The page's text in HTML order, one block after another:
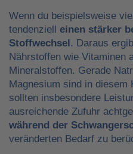
Wenn du beispielsweise
tendenziell einen stärker
Stoffwechsel. Daraus
Nährstoffen wie Vitaminen
Mineralstoffen. Gerade
Magnesium sind in diesem
sollten insbesondere
ausreichende Zufuhr
während der
veränderten Bedarf zu